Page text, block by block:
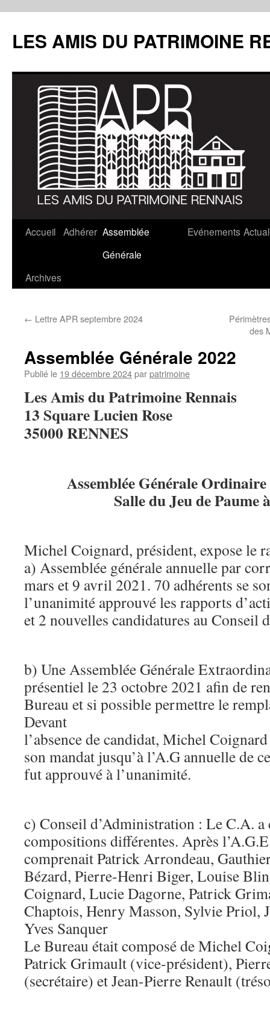
LES AMIS DU PATRIMOINE
Aller
contenu
Accueil Adhérer Assemblée
Générale
Evénements
Archives
← Lettre APR septembre 2024
des
Assemblée Générale 2022
Publié le 19 décembre 2024parpatrimoine
Les Amis du Patrimoine Rennais
13 Square Lucien Rose
35000 RENNES
Assemblée Générale
Salle du Jeu de Paume
Michel Coignard, président, expose le
a) Assemblée générale annuelle par
mars et 9 avril 2021. 70 adhérents se
l’unanimité approuvé les rapports
et 2 nouvelles candidatures au Conseil
b) Une Assemblée Générale
présentiel le 23 octobre 2021 afin de
Bureau et si possible permettre le
Devant
l’absence de candidat, Michel
son mandat jusqu’à l’A.G annuelle de
fut approuvé à l’unanimité.
c) Conseil d’Administration : Le C.A. a
compositions différentes. Après
comprenait Patrick Arrondeau,
Bézard, Pierre-Henri Biger, Louise
Coignard, Lucie Dagorne, Patrick
Chaptois, Henry Masson, Sylvie Priol,
Yves Sanquer
Le Bureau était composé de Michel
Patrick Grimault (vice-président),
(secrétaire) et Jean-Pierre Renault